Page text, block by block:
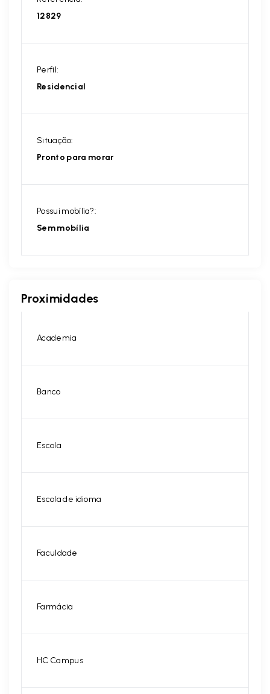
12829
Perfil:
Residencial
Situação:
Pronto para morar
Possui mobília?:
Sem mobília
Proximidades
Academia
Banco
Escola
Escola de idioma
Faculdade
Farmácia
HC Campus